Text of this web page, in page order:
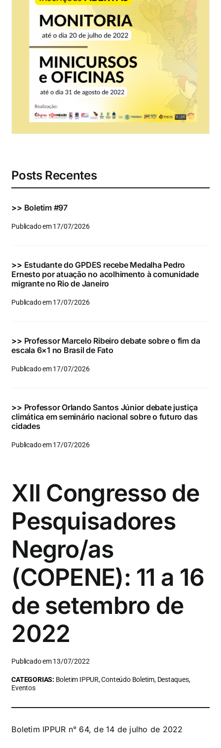
Eventos e Certificados
Comunicação
resultados
Posts Recentes
>> Boletim #97
Publicado em 17/07/2026
>> Estudante do GPDES recebe Medalha Pedro
Ernesto por atuação no acolhimento à comunidade
migrante no Rio de Janeiro
Publicado em 17/07/2026
>> Professor Marcelo Ribeiro debate sobre o fim da
escala 6×1 no Brasil de Fato
Publicado em 17/07/2026
>> Professor Orlando Santos Júnior debate justiça
climática em seminário nacional sobre o futuro das
cidades
Publicado em 17/07/2026
XII Congresso de
Pesquisadores
Negro/as
(COPENE): 11 a 16
de setembro de
2022
Publicado em 13/07/2022
CATEGORIAS: Boletim IPPUR, Conteúdo Boletim, Destaques,
Eventos
Boletim IPPUR n° 64, de 14 de julho de 2022